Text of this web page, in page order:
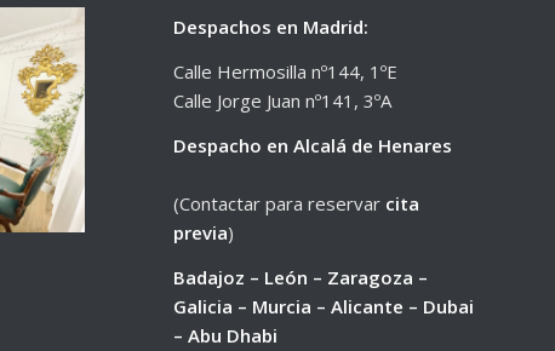
Despachos en Madrid:
Calle Hermosilla nº144, 1ºE
Calle Jorge Juan nº141, 3ºA
Despacho en Alcalá de Henares
(Contactar para reservar cita
previa)
Badajoz – León – Zaragoza –
Galicia – Murcia – Alicante – Dubai
– Abu Dhabi